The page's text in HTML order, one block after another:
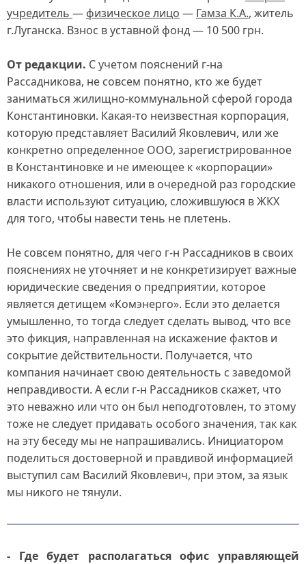
учредитель — физическое лицо — Гамза К.А., житель
г.Луганска. Взнос в уставной фонд — 10 500 грн.
От редакции. С учетом пояснений г-на
Рассадникова, не совсем понятно, кто же будет
заниматься жилищно-коммунальной сферой города
Константиновки. Какая-то неизвестная корпорация,
которую представляет Василий Яковлевич, или же
конкретно определенное ООО, зарегистрированное
в Константиновке и не имеющее к «корпорации»
никакого отношения, или в очередной раз городские
власти используют ситуацию, сложившуюся в ЖКХ
для того, чтобы навести тень не плетень.
Не совсем понятно, для чего г-н Рассадников в своих
пояснениях не уточняет и не конкретизирует важные
юридические сведения о предприятии, которое
является детищем «Комэнерго». Если это делается
умышленно, то тогда следует сделать вывод, что все
это фикция, направленная на искажение фактов и
сокрытие действительности. Получается, что
компания начинает свою деятельность с заведомой
неправдивости. А если г-н Рассадников скажет, что
это неважно или что он был неподготовлен, то этому
тоже не следует придавать особого значения, так как
на эту беседу мы не напрашивались. Инициатором
поделиться достоверной и правдивой информацией
выступил сам Василий Яковлевич, при этом, за язык
мы никого не тянули.
- Где будет располагаться офис управляющей